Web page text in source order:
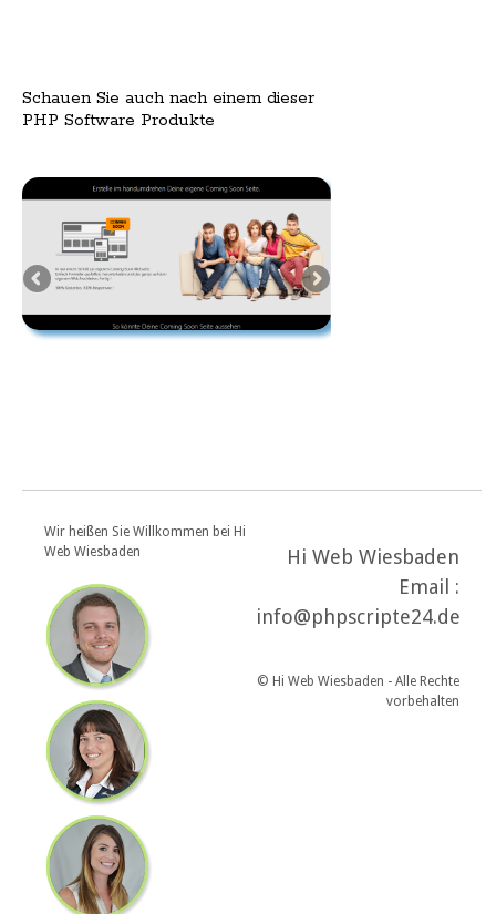
Schauen Sie auch nach einem dieser
PHP Software Produkte
Wir heißen Sie Willkommen bei Hi
Web Wiesbaden
Hi Web Wiesbaden
Email :
info@phpscripte24.de
© Hi Web Wiesbaden - Alle Rechte
vorbehalten